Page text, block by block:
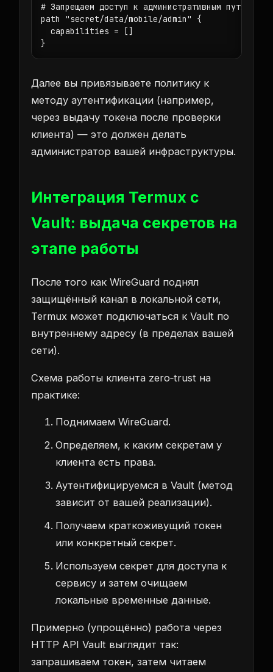
# Запрещаем доступ к административным путям
path "secret/data/mobile/admin" {
  capabilities = []
}
Далее вы привязываете политику к
методу аутентификации (например,
через выдачу токена после проверки
клиента) — это должен делать
администратор вашей инфраструктуры.
Интеграция Termux с
Vault: выдача секретов на
этапе работы
После того как WireGuard поднял
защищённый канал в локальной сети,
Termux может подключаться к Vault по
внутреннему адресу (в пределах вашей
сети).
Схема работы клиента zero‑trust на
практике:
Поднимаем WireGuard.
Определяем, к каким секретам у
клиента есть права.
Аутентифицируемся в Vault (метод
зависит от вашей реализации).
Получаем краткоживущий токен
или конкретный секрет.
Используем секрет для доступа к
сервису и затем очищаем
локальные временные данные.
Примерно (упрощённо) работа через
HTTP API Vault выглядит так:
запрашиваем токен, затем читаем